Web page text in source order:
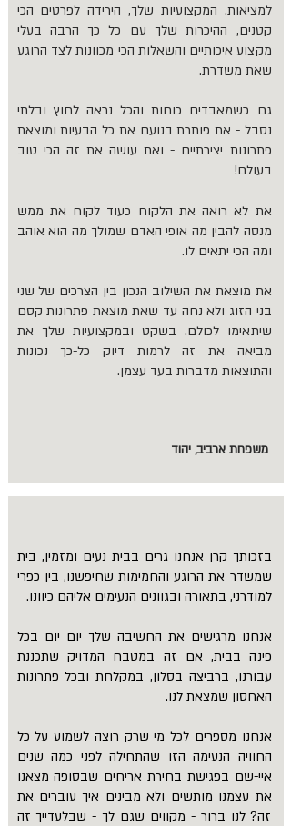
למציאות. המקצועיות שלך, הירידה לפרטים הכי
קטנים, ההיכרות שלך עם כל כך הרבה בעלי
מקצוע איכותיים והשאלות הכי מכוונות לצד הרוגע
שאת משדרת.
גם כשמאבדים כוחות והכל נראה לחוץ ובלתי
נסבל - את פותרת בנועם את כל הבעיות ומוצאת
פתרונות יצירתיים - ואת עושה את זה הכי טוב
בעולם!
את לא רואה את הלקוח כעוד לקוח את ממש
מנסה להבין מה אופי האדם שמולך מה הוא אוהב
ומה הכי יתאים לו.
את מוצאת את השילוב הנכון בין הצרכים של שני
בני הזוג ולא נחה עד שאת מוצאת פתרונות קסם
שיתאימו לכולם. בשקט ובמקצועיות שלך את
מביאה את זה לרמות דיוק כל-כך נכונות
והתוצאות מדברות בעד עצמן.
משפחת ארביב, יהוד
בזכותך קרן אנחנו גרים בבית נעים ומזמין, בית
שמשדר את הרוגע והחמימות שחיפשנו, בין כפרי
למודרני, בתאורה ובגוונים הנעימים אליהם כיוונו.
אנחנו מרגישים את החשיבה שלך יום יום בכל
פינה בבית, אם זה במטבח המדויק שתכננת
עבורנו, ברביצה בסלון, במקלחת ובכל פתרונות
האחסון שמצאת לנו.
אנחנו מספרים לכל מי שרק רוצה לשמוע על כל
החוויה הנעימה הזו שהתחילה לפני כמה שנים
איי-שם בפגישת בחירת אריחים שבסופה מצאנו
את עצמנו מותשים ולא מבינים איך עוברים את
זה? לנו ברור - מקווים שגם לך - שבלעדייך זה